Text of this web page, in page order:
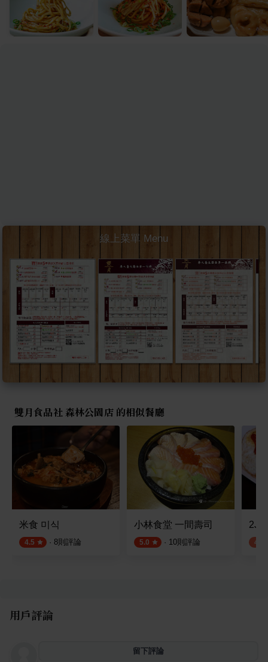
線上菜單 Menu
雙月食品社 森林公園店 的相似餐廳
米食 미식
4.5 · 8則評論
小林食堂 一間壽司
5.0 · 10則評論
2J
4.3
用戶評論
留下評論